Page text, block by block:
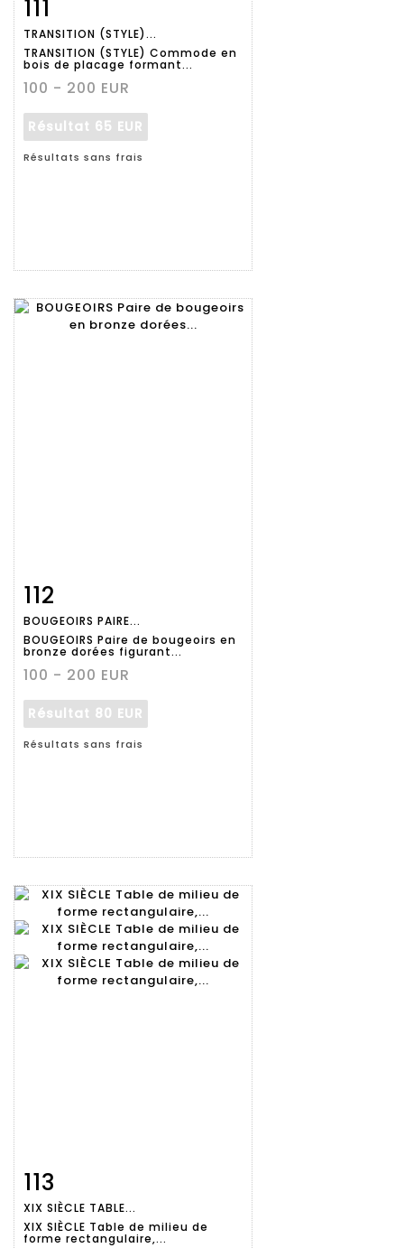
détaillée
111
TRANSITION (STYLE)...
TRANSITION (STYLE) Commode en
bois de placage formant...
100 - 200 EUR
Résultat 65 EUR
Résultats sans frais
détaillée
112
BOUGEOIRS PAIRE...
BOUGEOIRS Paire de bougeoirs en
bronze dorées figurant...
100 - 200 EUR
Résultat 80 EUR
Résultats sans frais
détaillée
113
XIX SIÈCLE TABLE...
XIX SIÈCLE Table de milieu de
forme rectangulaire,...